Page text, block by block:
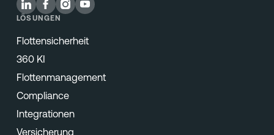
LÖSUNGEN
Flottensicherheit
360 KI
Flottenmanagement
Compliance
Integrationen
Versicherung